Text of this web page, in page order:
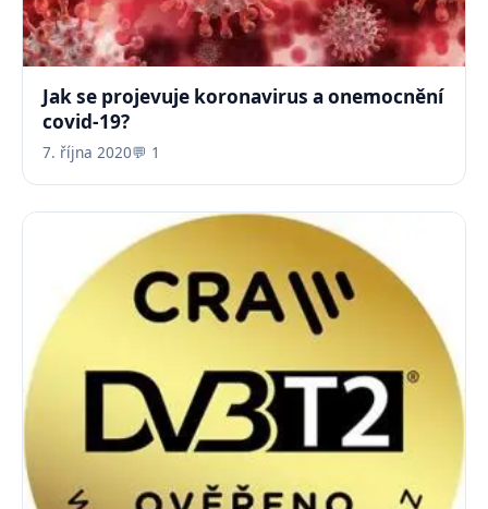
Jak se projevuje koronavirus a onemocnění
covid-19?
7. října 2020💬 1